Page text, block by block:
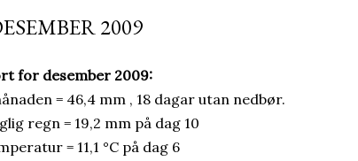
2009
for desember 2009:
= 46,4 mm , 18 dagar utan nedbør.
regn = 19,2 mm på dag 10
= 11,1 °C på dag 6